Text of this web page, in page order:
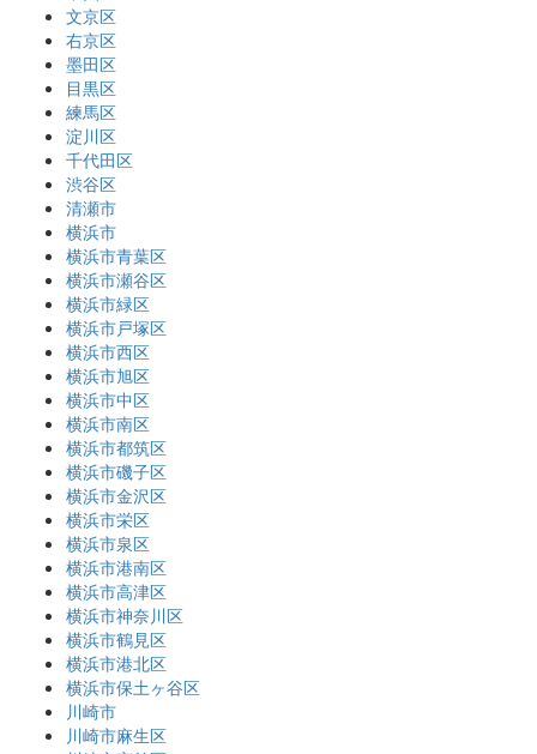
文京区
右京区
墨田区
目黒区
練馬区
淀川区
千代田区
渋谷区
清瀬市
横浜市
横浜市青葉区
横浜市瀬谷区
横浜市緑区
横浜市戸塚区
横浜市西区
横浜市旭区
横浜市中区
横浜市南区
横浜市都筑区
横浜市磯子区
横浜市金沢区
横浜市栄区
横浜市泉区
横浜市港南区
横浜市高津区
横浜市神奈川区
横浜市鶴見区
横浜市港北区
横浜市保土ヶ谷区
川崎市
川崎市麻生区